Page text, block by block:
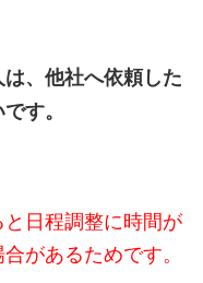
、他社へ依頼した
す。
日程調整に時間が
があるためです。